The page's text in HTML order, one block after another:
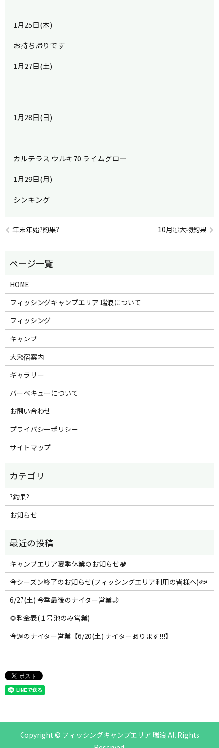
1月25日(木)
お持ち帰りです
1月27日(土)
1月28日(日)
カルテラス ウルキ70 ライムグロー
1月29日(月)
シンキング
年末年始?釣果? 10月①大物釣果
HOME
フィッシングキャンプエリア 瑞浪について
フィッシング
キャンプ
大湫宿案内
ギャラリー
バーベキューについて
お問い合わせ
プライバシーポリシー
サイトマップ
?釣果?
お知らせ
キャンプエリア夏季休業のお知らせ🏕️
今シーズン終了のお知らせ(フィッシングエリア利用の皆様へ)🐟
6/27(土) 今季最後のナイター営業🌙
🌻料金表(１号池のみ営業)
今週のナイター営業【6/20(土) ナイターあります!!!】
Copyright © フィッシングキャンプエリア 瑞浪 All Rights